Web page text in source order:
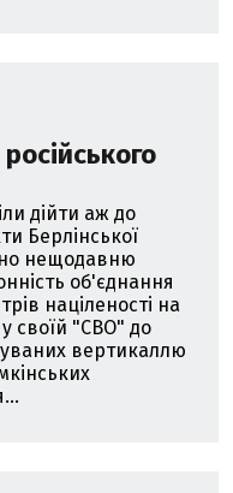
дійти аж до
Берлінської
нещодавню
об'єднання
націленості на
у своїй "СВО" до
вертикаллю